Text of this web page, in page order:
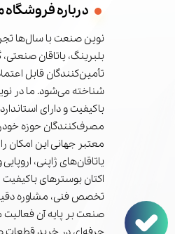
درباره فروشگاه
نوین صنعت با سال‌ها
بلبرینگ، یاتاقان
تأمین‌کنندگان قابل
شناخته می‌شود. ما در
باکیفیت و دارای
مصرف‌کنندگان حوزه
معتبر جهانی این امکان
یاتاقان‌های ژاپنی،
اکتان بوسترهای باکیفیت
تخصص فنی، مشاوره
صنعت بر پایه آن